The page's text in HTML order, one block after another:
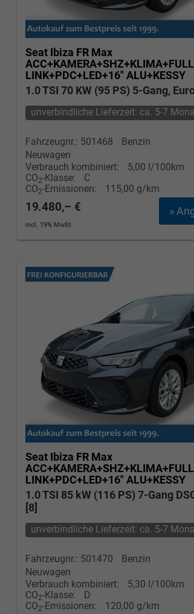
Seat Ibiza FR Max
ACC+KAMERA+SHZ+KLIMA+FULL
LINK+PDC+LED+16" ALU+KESSY
1.0 TSI 70 KW (95 PS) 5-Gang,
unverbindliche Lieferzeit: ca. 5-7
Fahrzeugnr.: 501468
Benzin
Neuwagen
Verbrauch kombiniert:
5,00 l/100km
CO2-Klasse:
C
CO2-Emissionen: 115,00 g/km
»
19.480,– €
incl. 19% MwSt.
Seat Ibiza FR Max
ACC+KAMERA+SHZ+KLIMA+FULL
LINK+PDC+LED+16" ALU+KESSY
1.0 TSI 85 kW (116 PS) 7-Gang
[8]
unverbindliche Lieferzeit: ca. 5-7
Fahrzeugnr.: 501470
Benzin
Neuwagen
Verbrauch kombiniert:
5,30 l/100km
CO2-Klasse:
D
CO2-Emissionen: 120,00 g/km